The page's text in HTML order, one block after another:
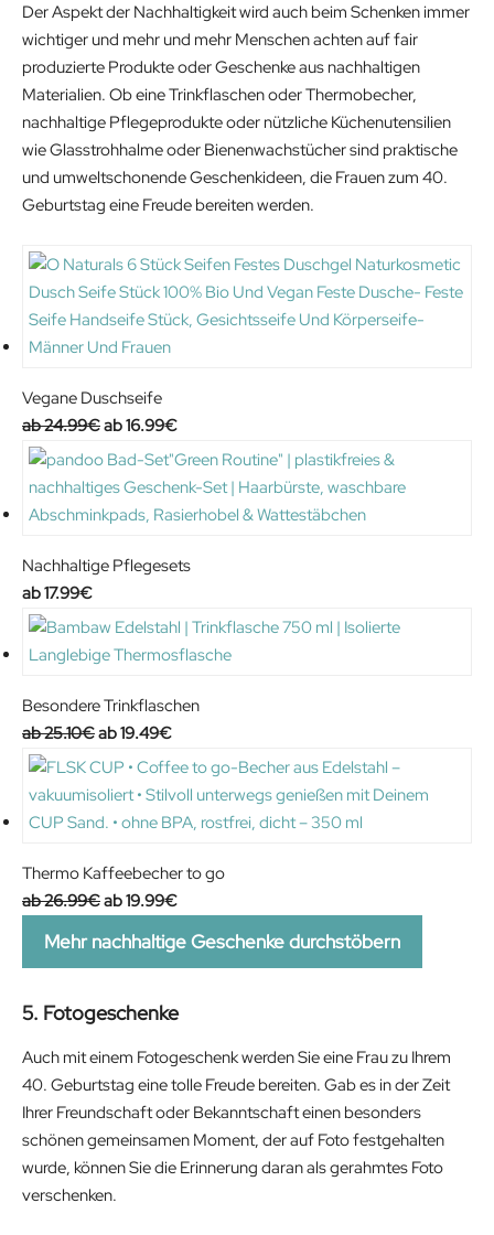
Der Aspekt der Nachhaltigkeit wird auch beim Schenken immer
wichtiger und mehr und mehr Menschen achten auf fair
produzierte Produkte oder Geschenke aus nachhaltigen
Materialien. Ob eine Trinkflaschen oder Thermobecher,
nachhaltige Pflegeprodukte oder nützliche Küchenutensilien
wie Glasstrohhalme oder Bienenwachstücher sind praktische
und umweltschonende Geschenkideen, die Frauen zum 40.
Geburtstag eine Freude bereiten werden.
Vegane Duschseife
24.99€O
g
n
i
c
:
2
4
.
9
.
16.99€C
u
r
r
n
p
r
c
6
.
9
9
€
Nachhaltige Pflegesets
17.99€
Besondere Trinkflaschen
25.10€O
r
g
n
a
p
i
e
w
a
s
:
2
19.49€C
u
r
r
n
t
r
c
i
s
:
1
9
Thermo Kaffeebecher to go
26.99€O
i
i
a
l
p
r
c
19.99€C
r
e
t
p
r
i
c
Mehr nachhaltige Geschenke durchstöbern
5. Fotogeschenke
Auch mit einem Fotogeschenk werden Sie eine Frau zu Ihrem
40. Geburtstag eine tolle Freude bereiten. Gab es in der Zeit
Ihrer Freundschaft oder Bekanntschaft einen besonders
schönen gemeinsamen Moment, der auf Foto festgehalten
wurde, können Sie die Erinnerung daran als gerahmtes Foto
verschenken.